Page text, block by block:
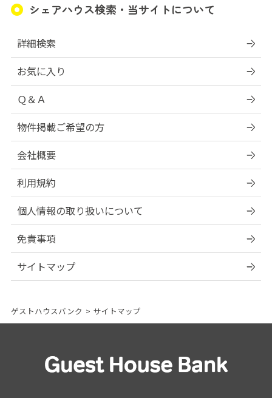
シェアハウス検索・当サイトについて
詳細検索
お気に入り
Ｑ＆Ａ
物件掲載ご希望の方
会社概要
利用規約
個人情報の取り扱いについて
免責事項
サイトマップ
ゲストハウスバンク > サイトマップ